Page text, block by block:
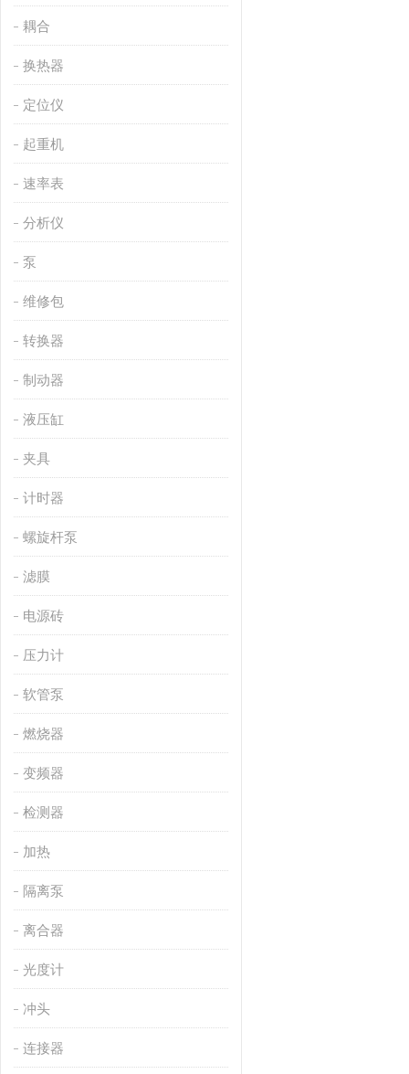
耦合
换热器
定位仪
起重机
速率表
分析仪
泵
维修包
转换器
制动器
液压缸
夹具
计时器
螺旋杆泵
滤膜
电源砖
压力计
软管泵
燃烧器
变频器
检测器
加热
隔离泵
离合器
光度计
冲头
连接器